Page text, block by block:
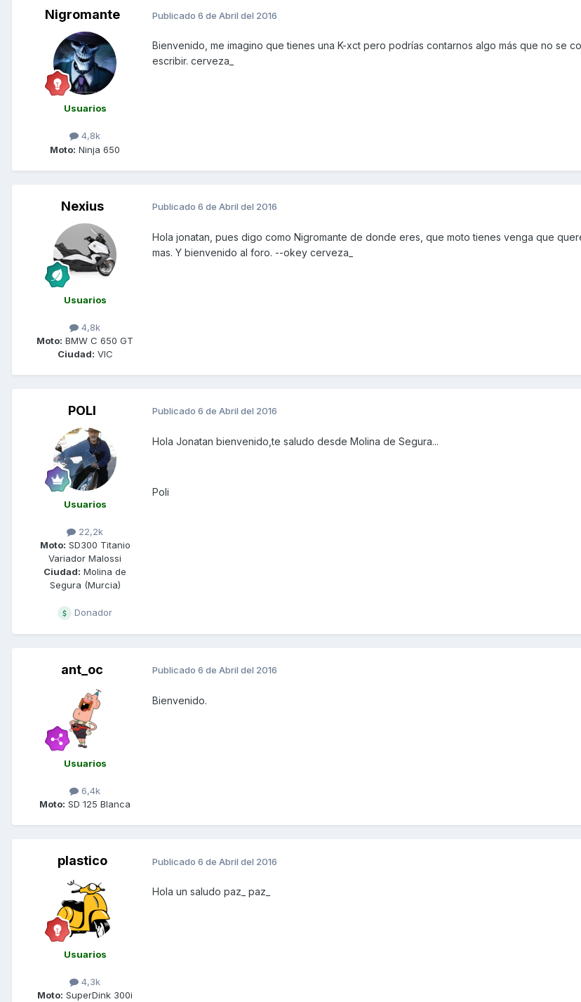
Nigromante
Usuarios
4,8k
Moto: Ninja 650
Publicado 6 de Abril del 2016
Bienvenido, me imagino que tienes una K-xct pero podrías contarnos algo más que no se
escribir. cerveza_
Nexius
Usuarios
4,8k
Moto: BMW C 650 GT
Ciudad: VIC
Publicado 6 de Abril del 2016
Hola jonatan, pues digo como Nigromante de donde eres, que moto tienes venga que
mas. Y bienvenido al foro. --okey cerveza_
POLI
Usuarios
22,2k
Moto: SD300 Titanio
Variador Malossi
Ciudad: Molina de
Segura (Murcia)
Donador
Publicado 6 de Abril del 2016
Hola Jonatan bienvenido,te saludo desde Molina de Segura...
Poli
ant_oc
Usuarios
6,4k
Moto: SD 125 Blanca
Publicado 6 de Abril del 2016
Bienvenido.
plastico
Usuarios
4,3k
Moto: SuperDink 300i
Publicado 6 de Abril del 2016
Hola un saludo paz_ paz_